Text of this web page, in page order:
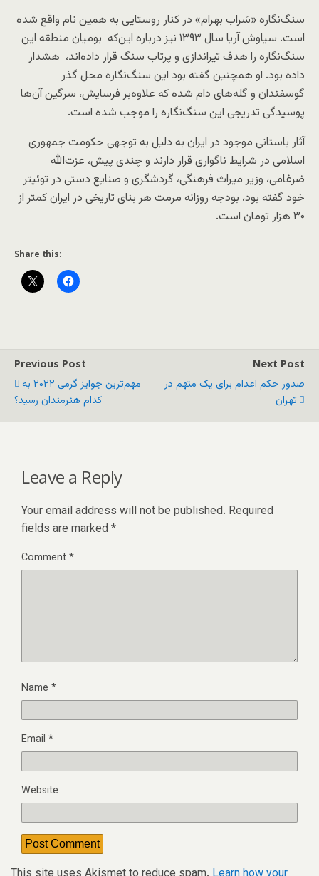
سنگ‌نگاره‌ «سَراب بهرام» در کنار روستایی به همین نام واقع شده
است. سیاوش آریا سال ۱۳۹۳ نیز درباره این‌که بومیان منطقه این
سنگ‌نگاره را هدف تیراندازی و پرتاب سنگ قرار داده‌اند، ‌ هشدار
داده بود. او همچنین گفته بود این سنگ‌نگاره محل گذر
گوسفندان و گله‌های دام شده که علاوه‌بر فرسایش، سرگین آن‌ها
پوسیدگی تدریجی این سنگ‌نگاره را موجب شده است.
آثار باستانی موجود در ایران به دلیل به توجهی حکومت جمهوری
اسلامی در شرایط ناگواری قرار دارند و چندی پیش، عزت‌الله
ضرغامی، وزیر میراث فرهنگی، گردشگری و صنایع دستی در توئیتر
خود گفته بود، بودجه روزانه مرمت هر بنای تاریخی در ایران کمتر از
۳۰ هزار تومان است.
Share this:
Previous Post
مهم‌ترین جوایز گرمی ۲۰۲۲ به
کدام هنرمندان رسید؟
Next Post
صدور حکم اعدام برای یک متهم در
تهران
Leave a Reply
Your email address will not be published. Required
fields are marked *
Comment*
Name *
Email *
Website